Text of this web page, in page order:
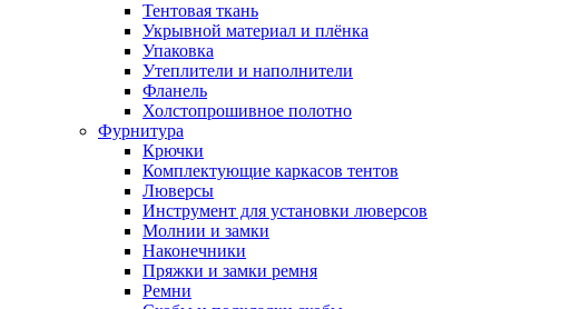
Тентовая ткань
Укрывной материал и плёнка
Упаковка
Утеплители и наполнители
Фланель
Холстопрошивное полотно
Фурнитура
Крючки
Комплектующие каркасов тентов
Люверсы
Инструмент для установки люверсов
Молнии и замки
Наконечники
Пряжки и замки ремня
Ремни